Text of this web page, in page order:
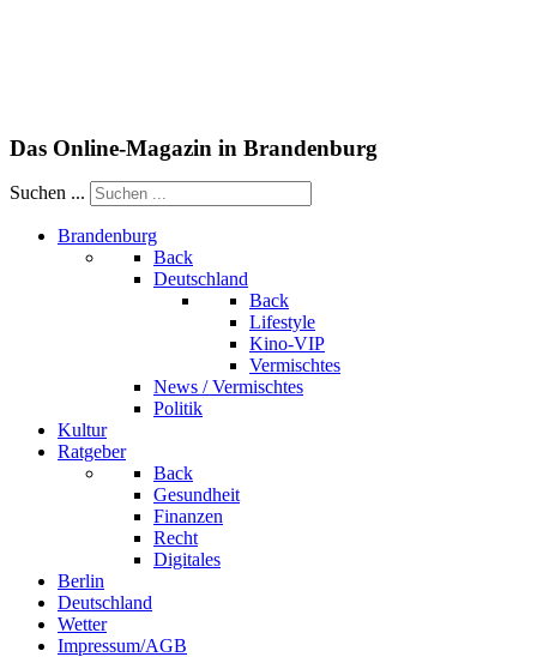
Das Online-Magazin in Brandenburg
Suchen ...
Brandenburg
Back
Deutschland
Back
Lifestyle
Kino-VIP
Vermischtes
News / Vermischtes
Politik
Kultur
Ratgeber
Back
Gesundheit
Finanzen
Recht
Digitales
Berlin
Deutschland
Wetter
Impressum/AGB